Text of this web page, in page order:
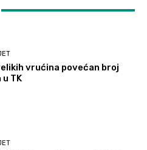
vrućina povećan broj
u TK